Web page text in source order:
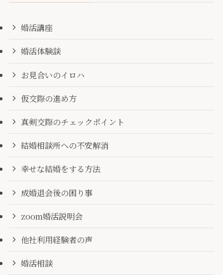
婚活講座
婚活体験談
お見合いのイロハ
仮交際の進め方
真剣交際のチェックポイント
結婚相談所への不安解消
幸せな結婚をする方法
成婚退会後の困り事
zoom婚活説明会
他社利用経験者の声
婚活相談